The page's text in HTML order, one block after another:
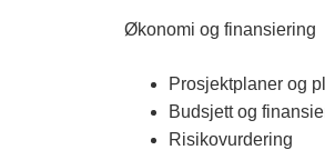
Økonomi og finansiering
Prosjektplaner og
Budsjett og
Risikovurdering